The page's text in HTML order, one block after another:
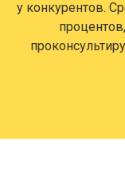
у конкурентов.